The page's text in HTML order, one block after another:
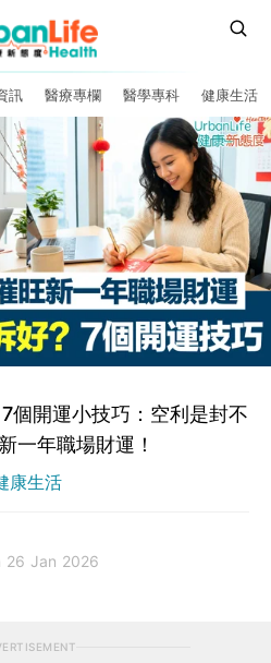
訊 醫療專欄 醫學專科 健康生活
個開運小技巧：空利是封不
一年職場財運！
康生活
26 Jan 2026